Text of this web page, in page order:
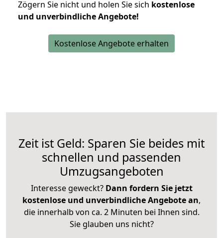
Zögern Sie nicht und holen Sie sich kostenlose
und unverbindliche Angebote!
Kostenlose Angebote erhalten
Zeit ist Geld: Sparen Sie beides mit
schnellen und passenden
Umzugsangeboten
Interesse geweckt? Dann fordern Sie jetzt
kostenlose und unverbindliche Angebote an,
die innerhalb von ca. 2 Minuten bei Ihnen sind.
Sie glauben uns nicht?